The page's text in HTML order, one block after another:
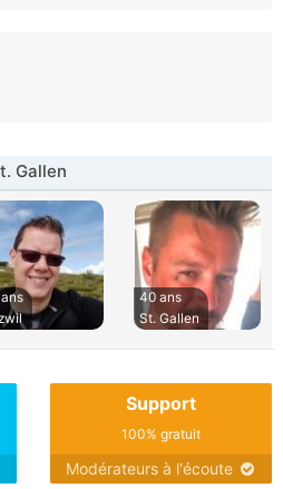
Gallen
40 ans
St. Gallen
Support
100% gratuit
Modérateurs à l'écoute